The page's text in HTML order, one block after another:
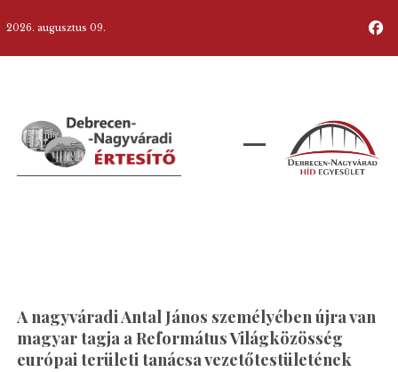
2026. augusztus 09.
A nagyváradi Antal János személyében újra van
magyar tagja a Református Világközösség
európai területi tanácsa vezetőtestületének